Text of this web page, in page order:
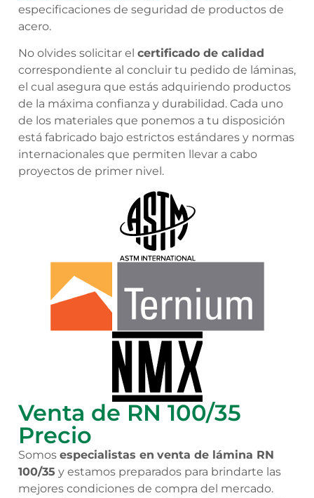
especificaciones de seguridad de productos de
acero.
No olvides solicitar el certificado de calidad
correspondiente al concluir tu pedido de láminas,
el cual asegura que estás adquiriendo productos
de la máxima confianza y durabilidad. Cada uno
de los materiales que ponemos a tu disposición
está fabricado bajo estrictos estándares y normas
internacionales que permiten llevar a cabo
proyectos de primer nivel.
Venta de RN 100/35
Precio
Somos especialistas en venta de lámina RN
100/35 y estamos preparados para brindarte las
mejores condiciones de compra del mercado.